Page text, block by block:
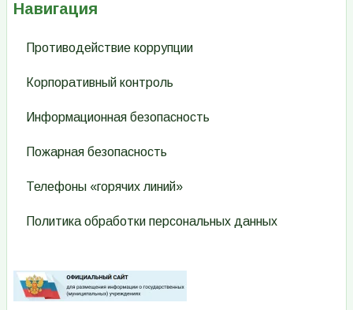
Навигация
Противодействие коррупции
Корпоративный контроль
Информационная безопасность
Пожарная безопасность
Телефоны «горячих линий»
Политика обработки персональных данных
Изображение